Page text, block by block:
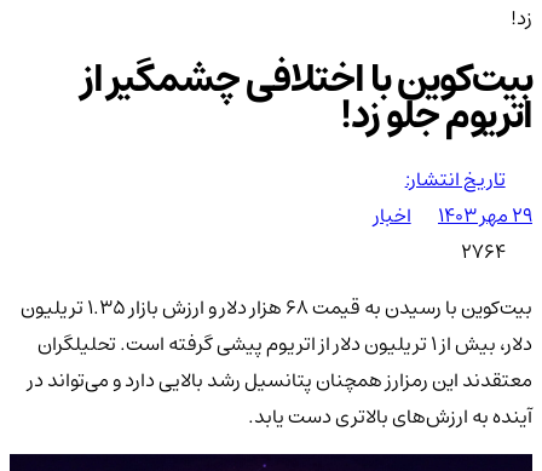
زد!
بیت‌کوین با اختلافی چشمگیر از
اتریوم جلو زد!
تاریخ انتشار:
۲۹ مهر ۱۴۰۳
اخبار
2764
بیت‌کوین با رسیدن به قیمت ۶۸ هزار دلار و ارزش بازار ۱.۳۵ تریلیون
دلار، بیش از ۱ تریلیون دلار از اتریوم پیشی گرفته است. تحلیلگران
معتقدند این رمزارز همچنان پتانسیل رشد بالایی دارد و می‌تواند در
آینده به ارزش‌های بالاتری دست یابد.